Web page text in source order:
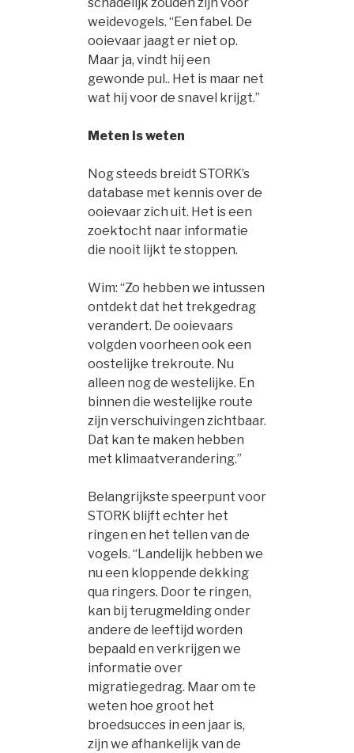
weidevogels. “Een fabel. De
ooievaar jaagt er niet op.
Maar ja, vindt hij een
gewonde pul.. Het is maar net
wat hij voor de snavel krijgt.”
Meten is weten
Nog steeds breidt STORK’s
database met kennis over de
ooievaar zich uit. Het is een
zoektocht naar informatie
die nooit lijkt te stoppen.
Wim: “Zo hebben we intussen
ontdekt dat het trekgedrag
verandert. De ooievaars
volgden voorheen ook een
oostelijke trekroute. Nu
alleen nog de westelijke. En
binnen die westelijke route
zijn verschuivingen zichtbaar.
Dat kan te maken hebben
met klimaatverandering.”
Belangrijkste speerpunt voor
STORK blijft echter het
ringen en het tellen van de
vogels. “Landelijk hebben we
nu een kloppende dekking
qua ringers. Door te ringen,
kan bij terugmelding onder
andere de leeftijd worden
bepaald en verkrijgen we
informatie over
migratiegedrag. Maar om te
weten hoe groot het
broedsucces in een jaar is,
zijn we afhankelijk van de